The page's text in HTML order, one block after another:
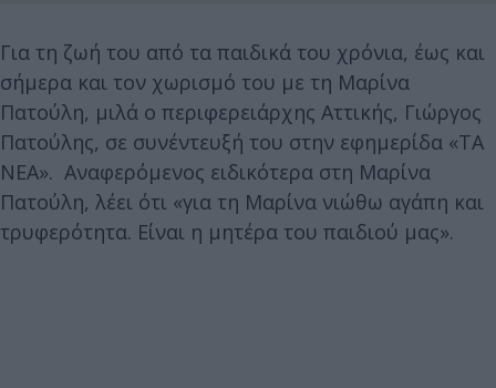
Για τη ζωή του από τα παιδικά του χρόνια, έως και
σήμερα και τον χωρισμό του με τη Μαρίνα
Πατούλη, μιλά ο περιφερειάρχης Αττικής, Γιώργος
Πατούλης, σε συνέντευξή του στην εφημερίδα «ΤΑ
ΝΕΑ». Αναφερόμενος ειδικότερα στη Μαρίνα
Πατούλη, λέει ότι «για τη Μαρίνα νιώθω αγάπη και
τρυφερότητα. Είναι η μητέρα του παιδιού μας».